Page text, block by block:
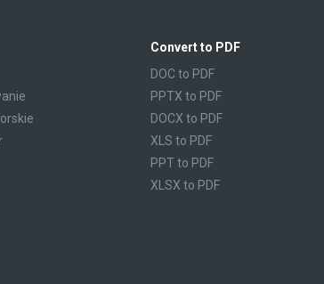
Convert to PDF
DOC to PDF
PPTX to PDF
DOCX to PDF
XLS to PDF
PPT to PDF
XLSX to PDF